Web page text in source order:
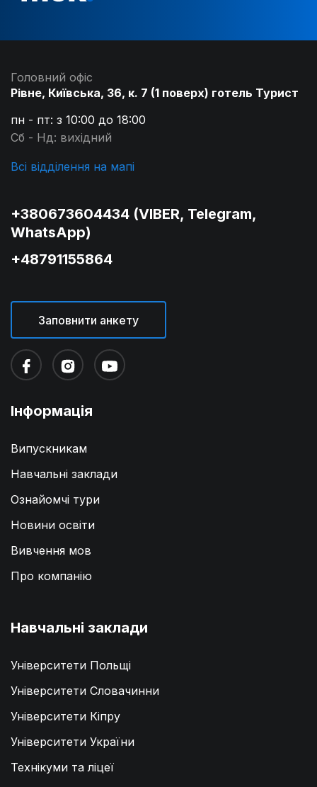
Адміністрації в Любліні
(Wyższa Szkoła Przedsiębiorczości i Administracji w Lublinie)
1 000€ - 1 200€
ДІЗНАТИСЬ ДЕТАЛЬНІШЕ
Білостоку
Вартість навчання на рік
Інформація
Випускникам
Навчальні заклади
Ознайомчі тури
Новини освіти
Вивчення мов
Про компанію
Навчальні заклади
Університети Польщі
Університети Словачинни
Університети Кіпру
Університети України
Технікуми та ліцеї
Головний офіс
Рівне, Київська, 36, к. 7 (1 поверх) готель Турист
пн - пт: з 10:00 до 18:00
Сб - Нд: вихідний
Всі відділення на мапі
+380673604434 (VIBER, Telegram,
WhatsApp)
+48791155864
Заповнити анкету